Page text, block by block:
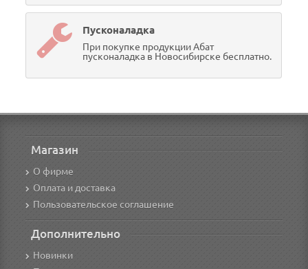
Пусконаладка
При покупке продукции Абат
пусконаладка в Новосибирске бесплатно.
Магазин
О фирме
Оплата и доставка
Пользовательское соглашение
Дополнительно
Новинки